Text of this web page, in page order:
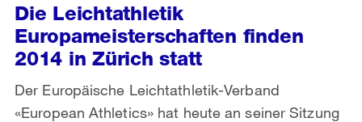
Die Leichtathletik
Europameisterschaften finden
2014 in Zürich statt
Der Europäische Leichtathletik-Verband
«European Athletics» hat heute an seiner Sitzung